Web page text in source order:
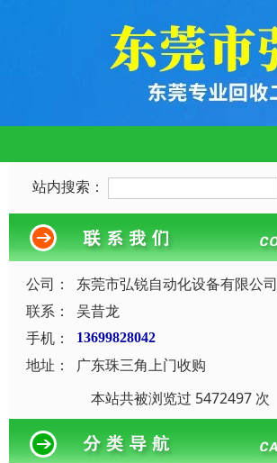
站内搜索：
公司：
东莞市弘锐自动化设备有限公司
联系：
吴昔龙
手机：
13699828042
地址：
广东珠三角上门收购
本站共被浏览过 5472497 次